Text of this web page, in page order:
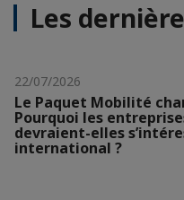
Les
22/07/2026
Le Paquet Mobilité
Pourquoi les
devraient-elles
international ?